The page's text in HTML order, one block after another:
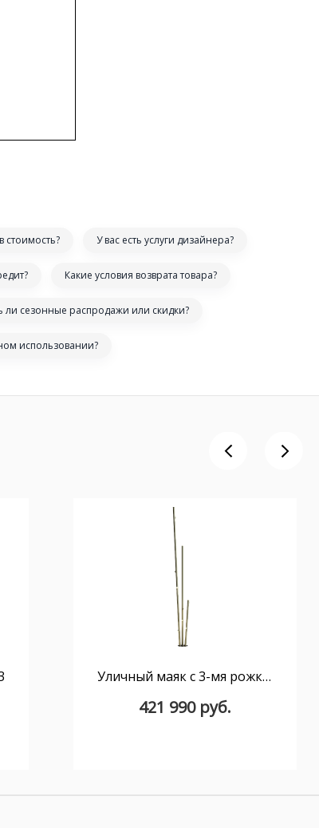
стоимость? У вас есть услуги дизайнера?
Какие условия возврата товара?
ли сезонные распродажи или скидки?
использовании?
Уличный маяк с 3-мя рожками Bamboo 4812
421 990 руб.